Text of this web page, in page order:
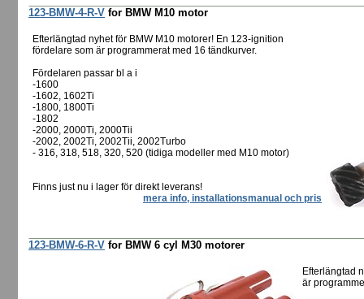
123-BMW-4-R-V for BMW M10 motor
Efterlängtad nyhet för BMW M10 motorer! En 123-ignition
fördelare som är programmerat med 16 tändkurver.
Fördelaren passar bl a i
-1600
-1602, 1602Ti
-1800, 1800Ti
-1802
-2000, 2000Ti, 2000Tii
-2002, 2002Ti, 2002Tii, 2002Turbo
- 316, 318, 518, 320, 520 (tidiga modeller med M10 motor)
Finns just nu i lager för direkt leverans!
mera info, installationsmanual och pris
123-BMW-6-R-V for BMW 6 cyl M30 motorer
Efterlängtad
är